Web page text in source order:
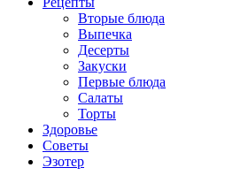
Вторые блюда
Выпечка
Десерты
Закуски
Первые блюда
Салаты
Торты
Здоровье
Советы
Эзотер